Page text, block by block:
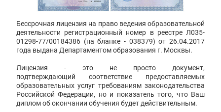
Бессрочная лицензия на право ведения образовательной
деятельности регистрационный номер в реестре Л035-
01298-77/00184386 (на бланке - 038379) от 26.04.2017
года выдана Департаментом образования г. Москвы.
Лицензия - это не просто документ,
подтверждающий соответствие предоставляемых
образовательных услуг требованиям законодательства
Российской Федерации, но и показатель того, что Ваш
диплом об окончании обучения будет действительным.